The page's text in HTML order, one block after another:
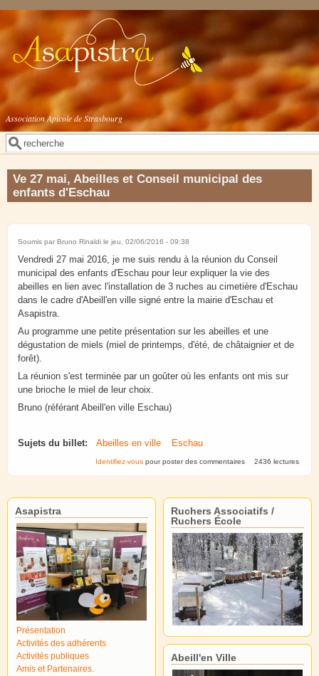
Aller au contenu principal
Association Apicole de Strasbourg
Formulaire de recherche
Rechercher
Ve 27 mai, Abeilles et Conseil municipal des
enfants d'Eschau
Soumis par Bruno Rinaldi le jeu, 02/06/2016 - 09:38
Vendredi 27 mai 2016, je me suis rendu à la réunion du Conseil
municipal des enfants d'Eschau pour leur expliquer la vie des
abeilles en lien avec l'installation de 3 ruches au cimetière d'Eschau
dans le cadre d'Abeill'en ville signé entre la mairie d'Eschau et
Asapistra.
Au programme une petite présentation sur les abeilles et une
dégustation de miels (miel de printemps, d'été, de châtaignier et de
forêt).
La réunion s'est terminée par un goûter où les enfants ont mis sur
une brioche le miel de leur choix.
Bruno (référant Abeill'en ville Eschau)
Sujets du billet: Abeilles en ville Eschau
Identifiez-vous pour poster des commentaires 2436 lectures
Asapistra
Présentation
Activités des adhérents
Activités publiques
Amis et Partenaires.
Ruchers Associatifs /
Ruchers École
Abeill'en Ville